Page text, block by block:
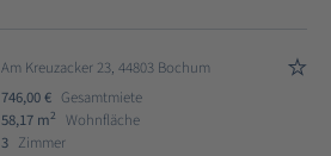
Am Kreuzacker 23, 44803 Bochum
746,00 € Gesamtmiete
58,17 m2
Wohnfläche
3 Zimmer